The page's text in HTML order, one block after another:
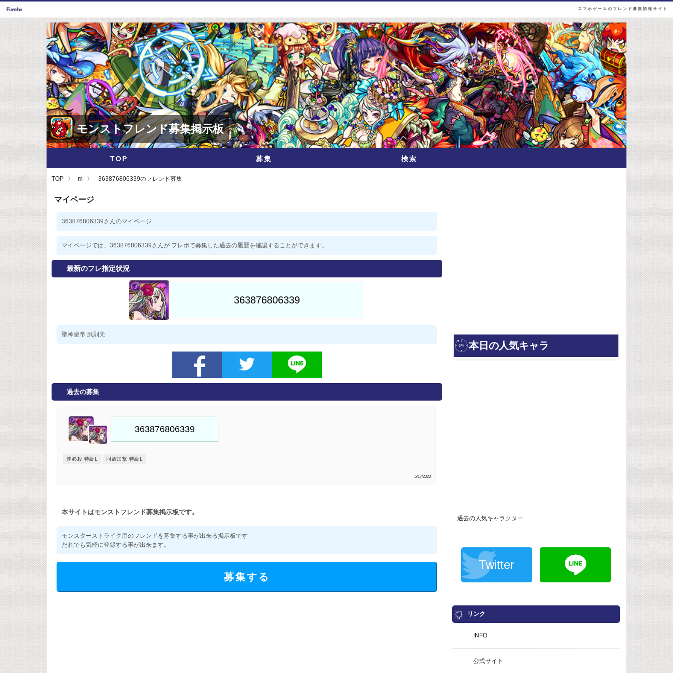
スマホゲームのフレンド募集情報サイト
モンストフレンド募集掲示板
TOP 募集 検索
TOP m 363876806339のフレンド募集
マイページ
363876806339さんのマイページ
マイページでは、363876806339さんが フレボで募集した過去の履歴を確認することができます。
最新のフレ指定状況
聖神皇帝 武則天
過去の募集
速必殺 特級L 同族加撃 特級L
5/17/2020
本サイトはモンストフレンド募集掲示板です。
モンスターストライク用のフレンドを募集する事が出来る掲示板です
だれでも気軽に登録する事が出来ます。
募集する
過去の人気キャラクター
Twitter
リンク
INFO
公式サイト